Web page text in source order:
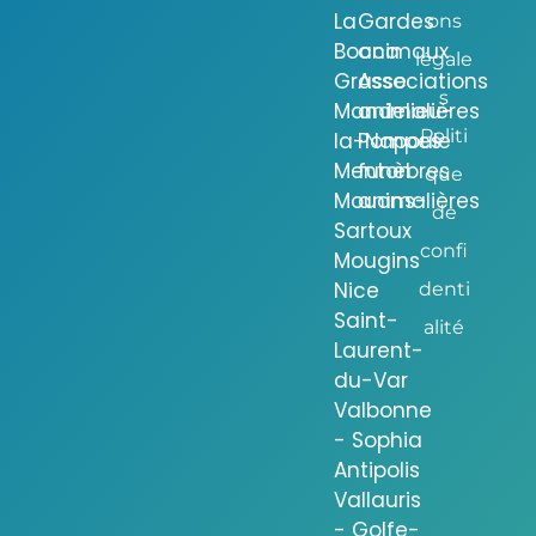
La
Bocca
Grasse
Mandelieu-
la-Napoule
Menton
Mouans-
Sartoux
Mougins
Nice
Saint-
Laurent-
du-Var
Valbonne
- Sophia
Antipolis
Vallauris
- Golfe-
Gardes
animaux
Associations
animalières
Pompes
funèbres
animalières
ons
légale
s
Politi
que
de
confi
denti
alité